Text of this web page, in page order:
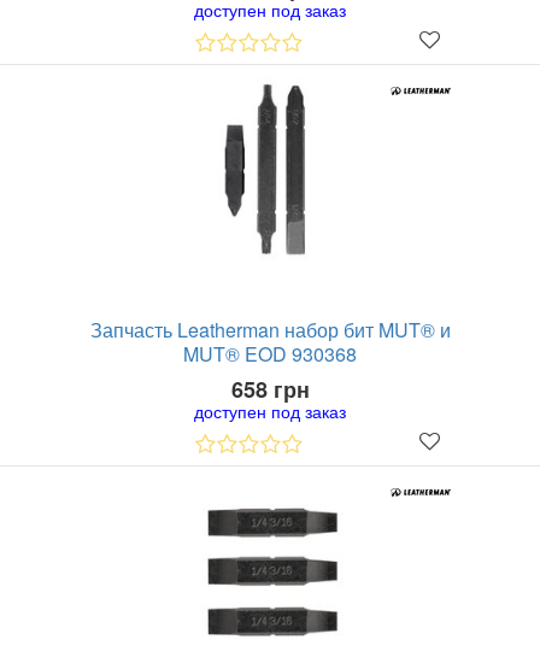
доступен под заказ
Запчасть Leatherman набор бит MUT® и
MUT® EOD 930368
658 грн
доступен под заказ